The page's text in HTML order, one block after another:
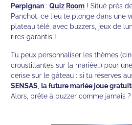
Perpignan :Quiz Room ! Situé près
Panchot, ce lieu te plonge dans une
plateau télé, avec buzzers, jeux de
rires garantis !
Tu peux personnaliser les thèmes
croustillantes sur la mariée…) pour
cerise sur le gâteau : si tu réserves
SENSAS ,la future mariée joue
Alors, prête à buzzer comme jamais ?